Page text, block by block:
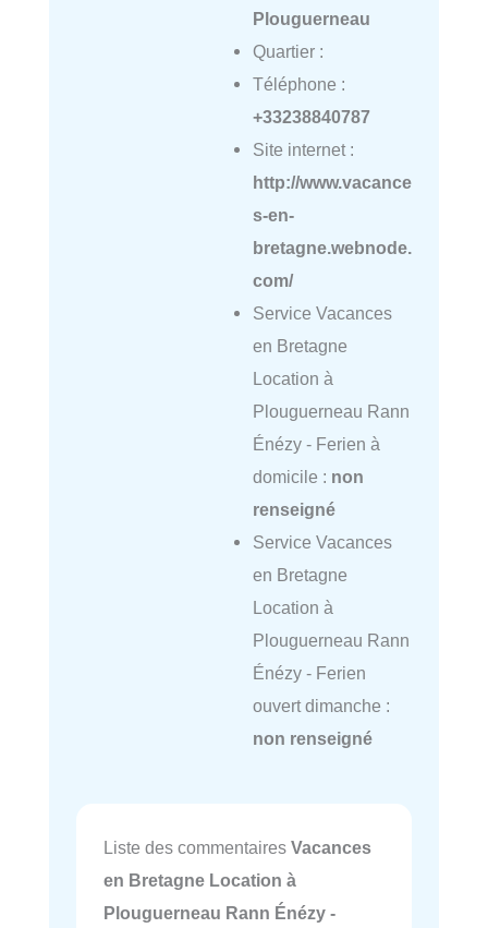
Plouguerneau
Quartier :
Téléphone :
+33238840787
Site internet :
http://www.vacance
s-en-
bretagne.webnode.
com/
Service Vacances
en Bretagne
Location à
Plouguerneau Rann
Énézy - Ferien à
domicile : non
renseigné
Service Vacances
en Bretagne
Location à
Plouguerneau Rann
Énézy - Ferien
ouvert dimanche :
non renseigné
Liste des commentaires Vacances
en Bretagne Location à
Plouguerneau Rann Énézy -